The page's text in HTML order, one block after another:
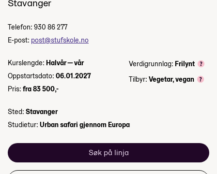
Stavanger
Telefon: 930 86 277
E-post: post@stufskole.no
Kurslengde: Halvår — vår
Oppstartsdato: 06.01.2027
Pris: fra 83 500,-
Verdigrunnlag: Frilynt
Tilbyr: Vegetar, vegan
Sted: Stavanger
Studietur: Urban safari gjennom Europa
Søk på linja